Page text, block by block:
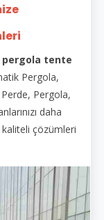
pergola tente
Pergola,
Pergola,
daha
çözümleri